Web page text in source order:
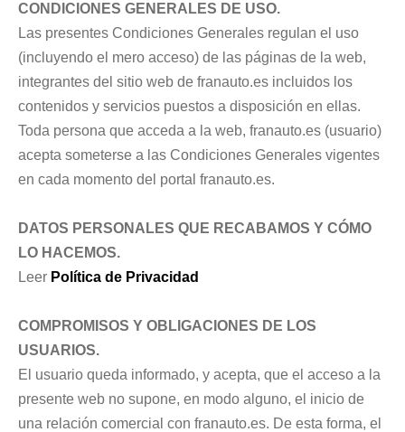
CONDICIONES GENERALES DE USO.
Las presentes Condiciones Generales regulan el uso
(incluyendo el mero acceso) de las páginas de la web,
integrantes del sitio web de franauto.es incluidos los
contenidos y servicios puestos a disposición en ellas.
Toda persona que acceda a la web, franauto.es (usuario)
acepta someterse a las Condiciones Generales vigentes
en cada momento del portal franauto.es.
DATOS PERSONALES QUE RECABAMOS Y CÓMO
LO HACEMOS.
Leer Política de Privacidad
COMPROMISOS Y OBLIGACIONES DE LOS
USUARIOS.
El usuario queda informado, y acepta, que el acceso a la
presente web no supone, en modo alguno, el inicio de
una relación comercial con franauto.es. De esta forma, el